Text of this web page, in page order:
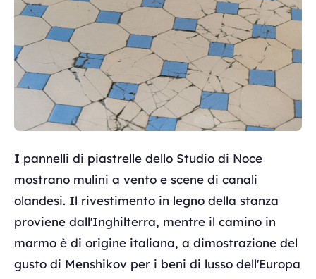
I pannelli di piastrelle dello Studio di Noce
mostrano mulini a vento e scene di canali
olandesi. Il rivestimento in legno della stanza
proviene dall'Inghilterra, mentre il camino in
marmo è di origine italiana, a dimostrazione del
gusto di Menshikov per i beni di lusso dell'Europa